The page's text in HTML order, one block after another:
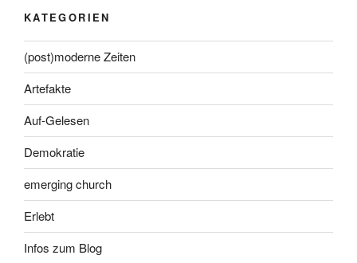
KATEGORIEN
(post)moderne Zeiten
Artefakte
Auf-Gelesen
Demokratie
emerging church
Erlebt
Infos zum Blog